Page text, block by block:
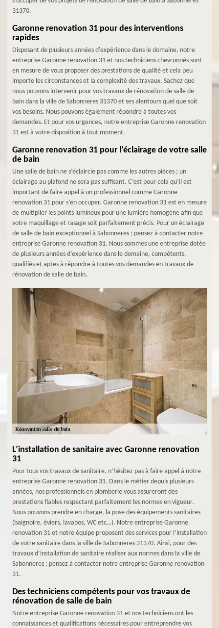
31370.
Garonne renovation 31 pour des interventions
rapides
Disposant de plusieurs années d'expérience dans le domaine, notre
entreprise Garonne renovation 31 et nos techniciens chevronnés sont
en mesure de vous proposer des prestations de qualité et cela peu
importe les circonstances et la complexité des travaux. Sachez que
nous pouvons intervenir pour vos travaux de rénovation de salle de
bain dans la ville de Sabonneres 31370 et ses alentours quel que soit
vos besoins. Nous pouvons également répondre à toutes vos
demandes. Et pour vos urgences, notre entreprise Garonne renovation
31 est à votre disposition à tout moment.
Garonne renovation 31 pour l’éclairage de votre salle
de bain
Une salle de bain ne s’éclaircie pas comme les autres pièces ; un
éclairage au plafond ne sera pas suffisant. C’est pour cela qu’il est
important de faire appel à un professionnel comme Garonne
renovation 31 pour s’en occuper. Garonne renovation 31 est en mesure
de multiplier les points lumineux pour une lumière homogène afin que
votre maquillage et rasage soit parfaitement précis. Pour un éclairage
de salle de bain exceptionnel à Sabonneres ; pensez à contacter notre
entreprise Garonne renovation 31. Nous sommes une entreprise dotée
de plusieurs années d’expérience dans le domaine, compétents,
qualifiés et aptes à répondre à toutes vos demandes en travaux de
rénovation de salle de bain.
L’installation de sanitaire avec Garonne renovation
31
Pour tous vos travaux de sanitaire, n’hésitez pas à faire appel à notre
entreprise Garonne renovation 31. Dans le métier depuis plusieurs
années, nos professionnels en plomberie vous assureront des
prestations fiables respectant parfaitement les normes en vigueur.
Nous pouvons prendre en charge, la pose des équipements sanitaires
(baignoire, éviers, lavabos, WC etc…). Notre entreprise Garonne
renovation 31 et notre équipe proposent des services pour l’installation
de votre sanitaire dans la ville de Sabonneres 31370. Ainsi, pour des
travaux d’installation de sanitaire réaliser aux normes dans la ville de
Sabonneres ; pensez à contacter notre entreprise Garonne renovation
31.
Des techniciens compétents pour vos travaux de
rénovation de salle de bain
Notre entreprise Garonne renovation 31 et nos techniciens ont les
connaissances et qualifications nécessaires pour entreprendre vos